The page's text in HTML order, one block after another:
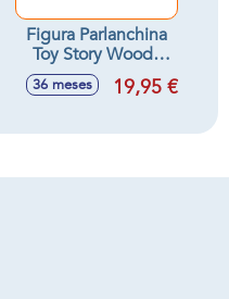
Figura Parlanchina
Toy Story Woody
18 cm
36 meses 19,95 €